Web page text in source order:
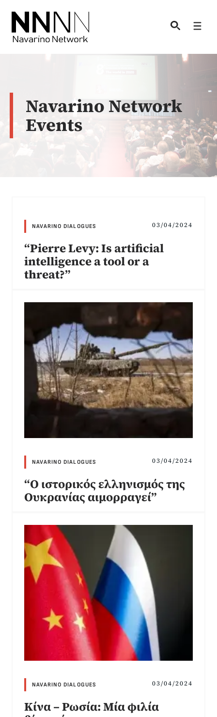
content
Navarino Network
Events
NAVARINO DIALOGUES 03/04/2024
“Pierre Levy: Is artificial
intelligence a tool or a
threat?”
NAVARINO DIALOGUES 03/04/2024
“Ο ιστορικός ελληνισμός της
Ουκρανίας αιμορραγεί”
NAVARINO DIALOGUES 03/04/2024
Κίνα – Ρωσία: Μία φιλία